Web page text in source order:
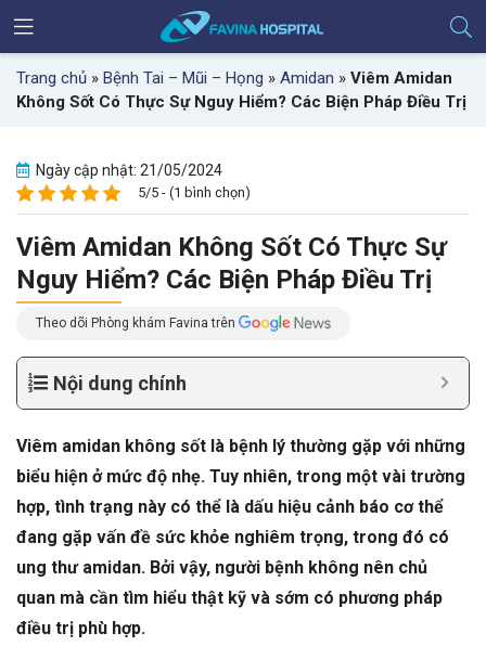
Trang chủ » Bệnh Tai – Mũi – Họng » Amidan » Viêm Amidan
Không Sốt Có Thực Sự Nguy Hiểm? Các Biện Pháp Điều Trị
Ngày cập nhật: 21/05/2024
5/5 - (1 bình chọn)
Viêm Amidan Không Sốt Có Thực Sự
Nguy Hiểm? Các Biện Pháp Điều Trị
Theo dõi Phòng khám Favina trên
Nội dung chính
Viêm amidan không sốt là bệnh lý thường gặp với những
biểu hiện ở mức độ nhẹ. Tuy nhiên, trong một vài trường
hợp, tình trạng này có thể là dấu hiệu cảnh báo cơ thể
đang gặp vấn đề sức khỏe nghiêm trọng, trong đó có
ung thư amidan. Bởi vậy, người bệnh không nên chủ
quan mà cần tìm hiểu thật kỹ và sớm có phương pháp
điều trị phù hợp.